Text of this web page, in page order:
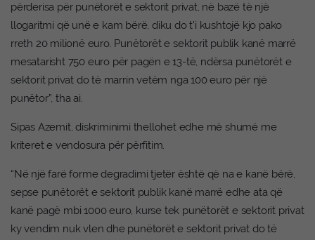
përderisa për punëtorët e sektorit privat, në bazë të një
llogaritmi që unë e kam bërë, diku do t’i kushtojë kjo pako
rreth 20 milionë euro. Punëtorët e sektorit publik kanë marrë
mesatarisht 750 euro për pagën e 13-të, ndërsa punëtorët e
sektorit privat do të marrin vetëm nga 100 euro për një
punëtor”, tha ai.
Sipas Azemit, diskriminimi thellohet edhe më shumë me
kriteret e vendosura për përfitim.
“Në një farë forme degradimi tjetër është që na e kanë bërë,
sepse punëtorët e sektorit publik kanë marrë edhe ata që
kanë pagë mbi 1000 euro, kurse tek punëtorët e sektorit privat
ky vendim nuk vlen dhe punëtorët e sektorit privat do të